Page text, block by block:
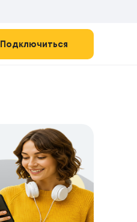
Подключиться